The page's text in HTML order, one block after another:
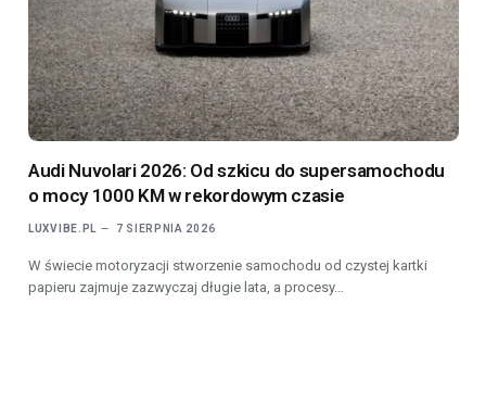
Audi Nuvolari 2026: Od szkicu do supersamochodu
o mocy 1000 KM w rekordowym czasie
LUXVIBE.PL 7 SIERPNIA 2026
W świecie motoryzacji stworzenie samochodu od czystej kartki
papieru zajmuje zazwyczaj długie lata, a procesy…